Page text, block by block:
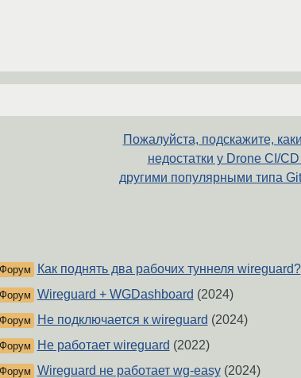
Пожалуйста, подскажите,
недостатки у Drone CI/
другими популярными типа
Форум Как поднять два рабочих туннеля wireguard?
Форум Wireguard + WGDashboard (2024)
Форум Не подключается к wireguard (2024)
Форум Не работает wireguard (2022)
Форум Wireguard не работает wg-easy(2024)